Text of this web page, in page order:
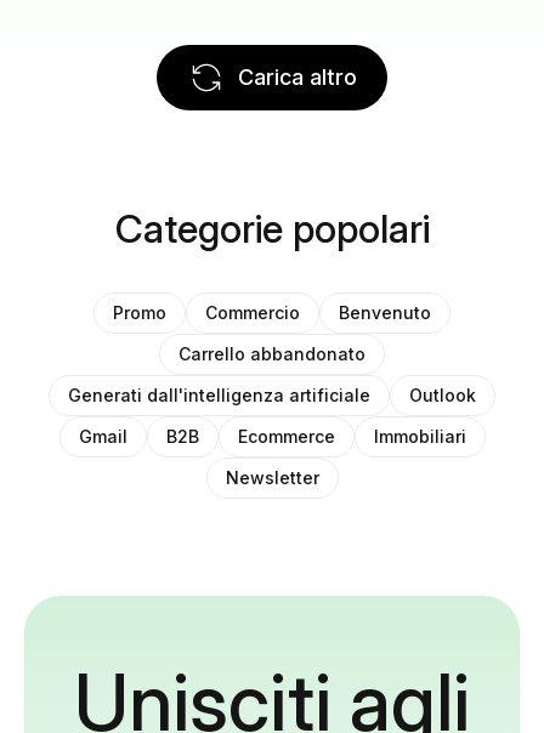
Carica altro
Categorie popolari
Promo Commercio
Benvenuto
Carrello abbandonato
Generati dall'intelligenza artificiale
Outlook
Gmail
B2B Ecommerce
Immobiliari
Newsletter
Unisciti agli